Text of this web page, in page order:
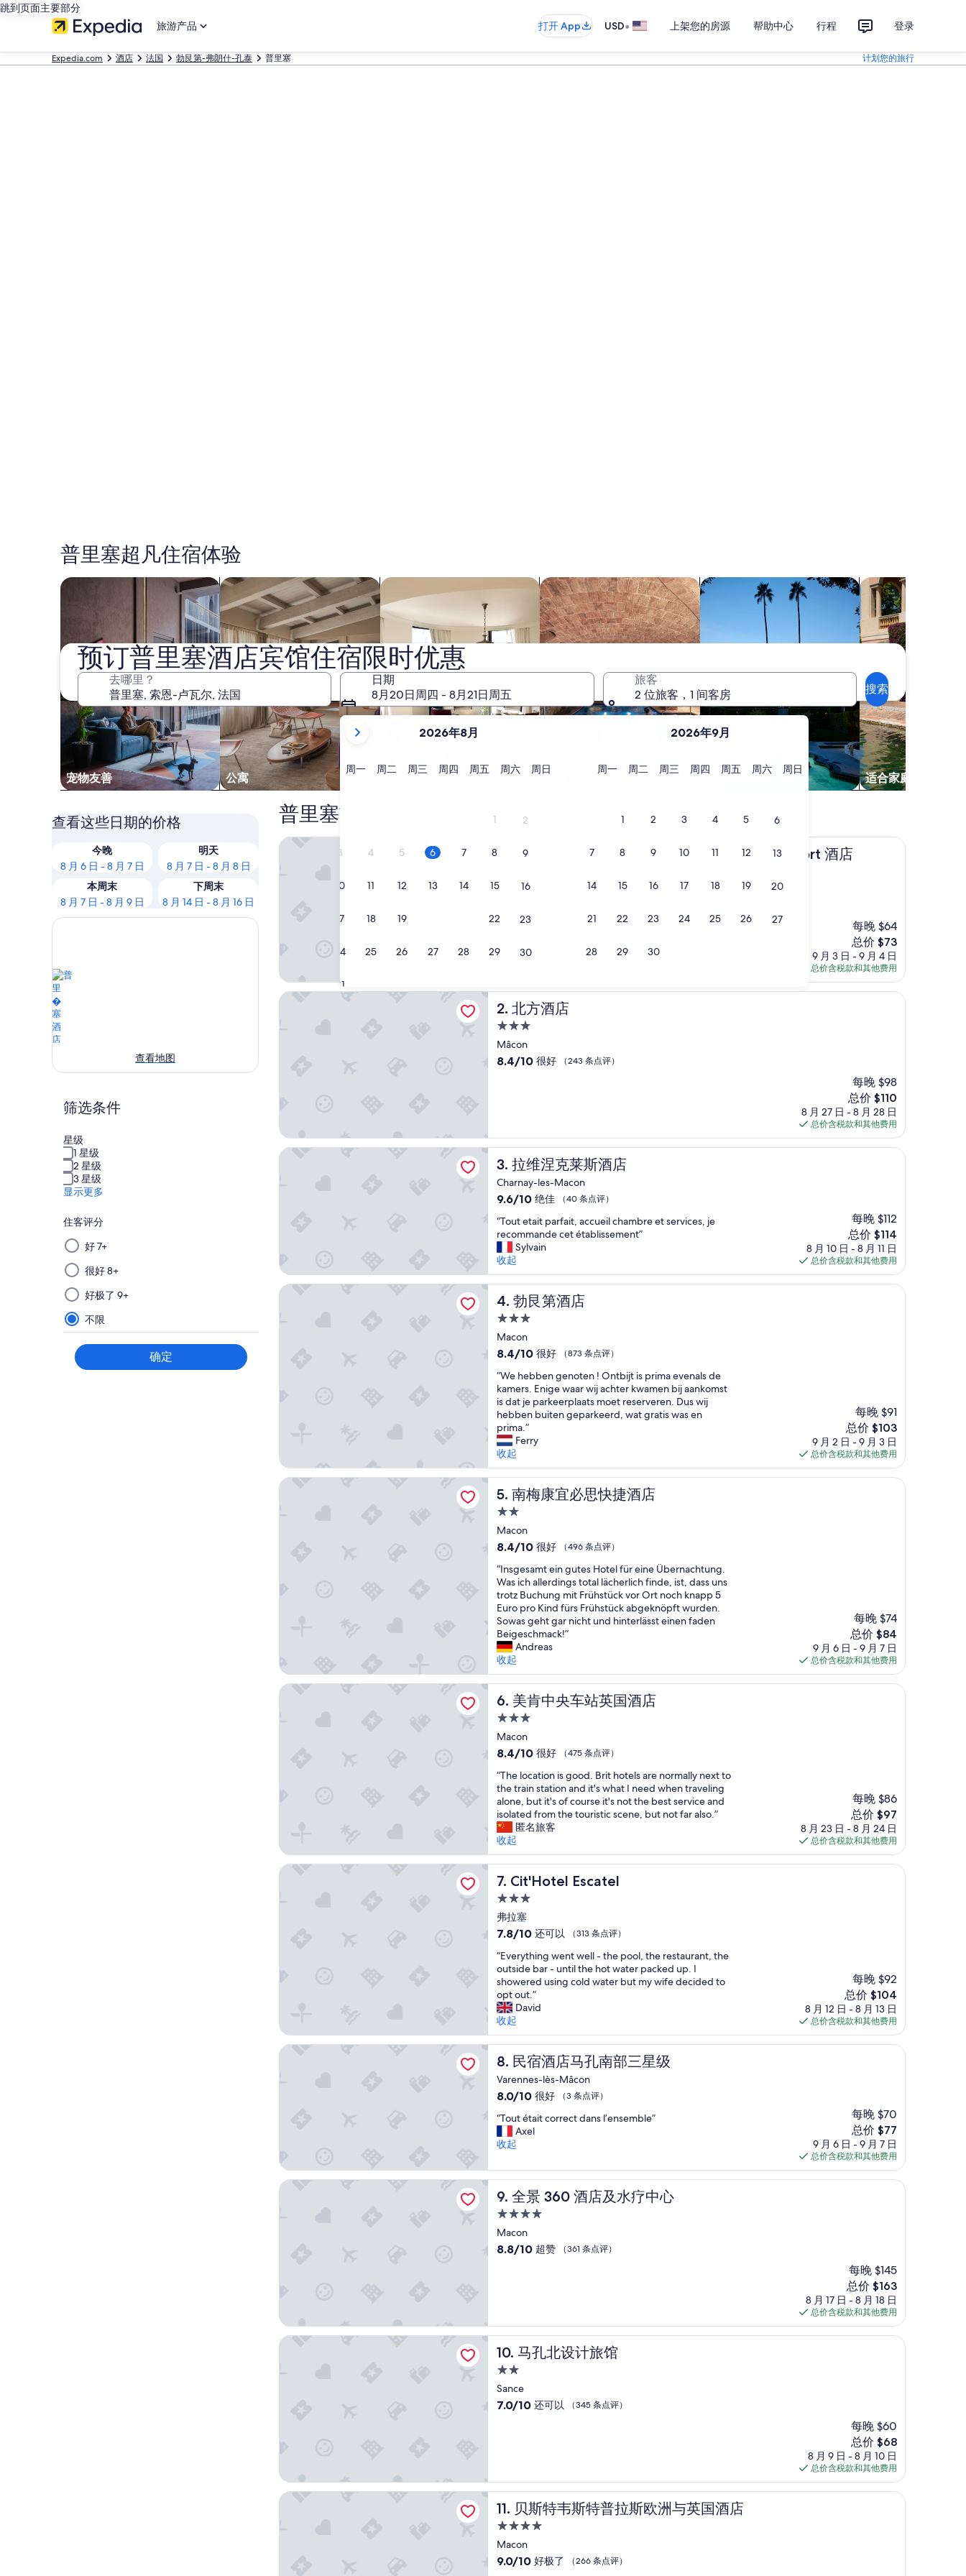
跳到页面主要部分
旅游产品
打开 App USD• 上架您的房源 帮助中心 行程 登录
Expedia.com 酒店 法国 勃艮第-弗朗什-孔泰 普里塞 计划您的旅行
预订普里塞酒店宾馆住宿限时优惠
去哪里？
日期
8月20日周四 - 8月21日周五
当
前
示
年
和
September。
2026年8月
周一星
周二 周三星
周四星
周五星
周六星
周日
1
2
3 4 5 6 7 8 9
10 11 12 13 14 15 16
17 18 19 22 23
24 25 26 27 28 29 30
31
2026年9月
周一星
周二 周三星
周四星
周五星
周六星
周日 星
期
日
1
2 3 4 5 6
7 8 9 10 11 12 13
14 15 16 17 18 19 20
21 22 23 24 25 26 27
28 29 30
旅客
2 位旅客，1 间客房
搜索
普里塞超凡住宿体验
宠物友善
搜索宠物友善的住宿
公寓
搜索出租式公寓
共管公寓
搜索共管公寓
SPA
搜索店内提供 SPA 的住宿
热水浴缸
搜索带热水浴缸的住宿
适合家庭游
搜索适合家庭游的住
查看这些日期的价格
今晚
8 月 6 日 - 8 月 7 日
明天
8 月 7 日 - 8 月 8 日
本周末
8 月 7 日 - 8 月 9 日
下周末
8 月 14 日 - 8 月 16 日
查看地图
筛选条件
星级
1 星级
2 星级
3 星级
显示更多
住客评分
从
该
组
选
择
筛
选
好 7+
很好 8+
好极了 9+
不限
确定
普里塞首选推荐酒店
1. Fasthotel Well Inn Macon Sud - 一个FH Confort 酒店
Fasthotel Well Inn Macon Sud - 一个FH Confort 酒店
星
宿
Charnay-les-Macon
分，
10，
（347
条
点
评）
體
上
不
錯
、
我
較
房
間
的
、
因
行
李
較
多
、
較
方
住
地
、
w
i
f
i
蠻
好
！
Hark keung
每晚 $64
新
价
格
$73
总价 $73
9 月 3 日 - 9 月 4 日
总价含税款和其他费用
Fasthotel Well Inn Macon Sud - 一个FH Confort 酒店
2. 北方酒店
北方酒店
3.0
星
住
Mâcon
8.4
好，
（243
条
评）
8.4/10 很好 （243 条点评）
每晚 $98
新
价
格
$110
总价 $110
8 月 27 日 - 8 月 28 日
总价含税款和其他费用
北方酒店
3. 拉维涅克莱斯酒店
拉维涅克莱斯酒店
Charnay-les-Macon
9.6
总
分
10，
绝
佳，
（40
条
点
评）
9.6/10 绝佳 （40 条点评）
“
T
o
u
t
e
t
t
p
r
f
a
i
t
,
a
c
c
u
l
c
a
m
b
r
e
e
t
s
e
r
v
c
e
s
j
e
r
e
c
o
m
m
a
n
d
e
c
t
é
t
a
b
l
i
s
s
e
m
e
n
t
”
“Tout etait parfait, accueil chambre et services, je
recommande cet établissement”
Sylvain
收起
每晚 $112
新
价
格
$114
总价 $114
8 月 10 日 - 8 月 11 日
总价含税款和其他费用
拉维涅克莱斯酒店
4. 勃艮第酒店
勃艮第酒店
3.0
星
住
Macon
8.4
总
分
10，
很
好，
（873
条
点
评）
8.4/10 很好 （873 条点评）
“
W
e
h
e
b
b
e
n
g
n
o
t
n
!
O
n
t
b
i
j
t
i
s
p
i
m
e
v
e
n
a
l
s
d
e
a
m
e
s
.
E
n
i
g
e
w
a
a
r
w
i
j
a
c
t
e
r
k
w
m
a
n
k
o
s
e
p
a
r
k
“We hebben genoten ! Ontbijt is prima evenals de
kamers. Enige waar wij achter kwamen bij aankomst
is dat je parkeerplaats moet reserveren. Dus wij
hebben buiten geparkeerd, wat gratis was en
prima.”
Ferry
收起
每晚 $91
新
价
格
$103
总价 $103
9 月 2 日 - 9 月 3 日
总价含税款和其他费用
勃艮第酒店
5. 南梅康宜必思快捷酒店
南梅康宜必思快捷酒店
2.0
星
住
Macon
8.4
总
分
10，
很
好，
（496
条
点
评）
8.4/10 很好 （496 条点评）
“
I
n
s
g
e
s
a
m
t
e
n
g
u
e
s
H
o
t
e
l
f
ü
e
i
n
Ü
b
e
r
n
a
c
h
t
n
g
W
a
s
h
a
l
l
r
t
a
l
l
ä
i
h
f
i
n
d
“Insgesamt ein gutes Hotel für eine Übernachtung.
Was ich allerdings total lächerlich finde, ist, dass uns
trotz Buchung mit Frühstück vor Ort noch knapp 5
Euro pro Kind fürs Frühstück abgeknöpft wurden.
Sowas geht gar nicht und hinterlässt einen faden
Beigeschmack!”
Andreas
收起
每晚 $74
新
价
格
$84
总价 $84
9 月 6 日 - 9 月 7 日
总价含税款和其他费用
南梅康宜必思快捷酒店
6. 美肯中央车站英国酒店
美肯中央车站英国酒店
3.0
星
住
Macon
8.4
总
分
10，
很
好，
（475
条
点
评）
8.4/10 很好 （475 条点评）
“
T
h
e
l
o
c
a
t
o
n
i
g
o
o
d
.
B
r
i
t
o
t
l
s
a
o
r
m
a
l
t
o
t
h
e
t
t
t
i
n
a
“The location is good. Brit hotels are normally next to
the train station and it's what I need when traveling
alone, but it's of course it's not the best service and
isolated from the touristic scene, but not far also.”
匿名旅客
收起
每晚 $86
新
价
格
$97
总价 $97
8 月 23 日 - 8 月 24 日
总价含税款和其他费用
美肯中央车站英国酒店
7. Cit'Hotel Escatel
Cit'Hotel Escatel
3.0
星
住
弗拉塞
7.8
总
分
10，
还
可
以，
（313
条
点
评）
7.8/10 还可以 （313 条点评）
“
E
v
e
r
y
t
h
i
g
w
n
t
w
l
-
t
h
e
p
h
r
e
t
a
,
h
e
u
t
“Everything went well - the pool, the restaurant, the
outside bar - until the hot water packed up. I
showered using cold water but my wife decided to
opt out.”
David
收起
每晚 $92
新
价
格
$104
总价 $104
8 月 12 日 - 8 月 13 日
总价含税款和其他费用
Cit'Hotel Escatel
8. 民宿酒店马孔南部三星级
民宿酒店马孔南部三星级
Varennes-lès-Mâcon
8.0
总
10，
好，
条
点
8.0/10 很好 （3 条点评）
“
T
o
t
é
t
t
c
t
d
a
s
l
’
b
l
e
“Tout était correct dans l’ensemble”
Axel
收起
每晚 $70
新
价
格
$77
总价 $77
9 月 6 日 - 9 月 7 日
总价含税款和其他费用
民宿酒店马孔南部三星级
9. 全景 360 酒店及水疗中心
全景 360 酒店及水疗中心
4.0
星
住
Macon
8.8
赞，
（361
条
点
评）
8.8/10 超赞 （361 条点评）
每晚 $145
新
格
$163
总价 $163
8 月 17 日 - 8 月 18 日
总价含税款和其他费用
全景 360 酒店及水疗中心
10. 马孔北设计旅馆
马孔北设计旅馆
2.0
星
住
Sance
7.0
可
以，
（345
条
点
评）
7.0/10 还可以 （345 条点评）
每晚 $60
新
价
格
$68
总价 $68
8 月 9 日 - 8 月 10 日
总价含税款和其他费用
马孔北设计旅馆
11. 贝斯特韦斯特普拉斯欧洲与英国酒店
贝斯特韦斯特普拉斯欧洲与英国酒店
4.0
星
住
Macon
9.0
9.0/10 好极了 （266 条点评）
贝斯特韦斯特普拉斯欧洲与英国酒店